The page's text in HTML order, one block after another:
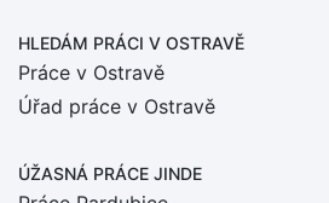
HLEDÁM PRÁCI V OSTRAVĚ
Práce v Ostravě
Úřad práce v Ostravě
ÚŽASNÁ PRÁCE JINDE